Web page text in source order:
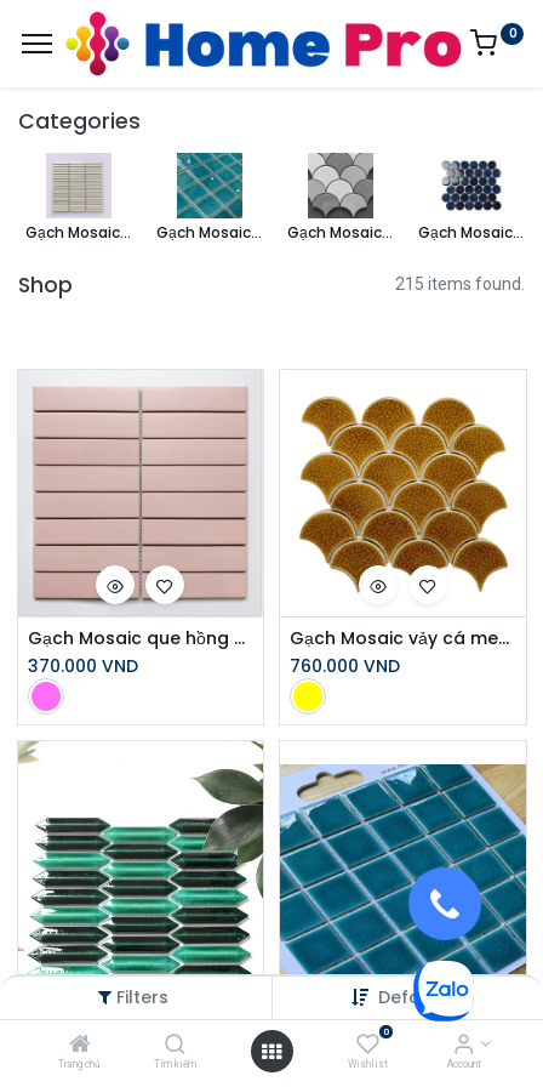
Filters Default
Trang chủ Tìm kiếm
0
Wishlist Account
0
Categories
Gạch Mosaic thẻ que Gạch Mosaic gốm Gạch Mosaic vảy cá Gạch Mosaic bi tròn
Shop 215 items found.
Gạch Mosaic que hồng size 32x145 mã Y33F802 (DS302)
370.000 VND
Gạch Mosaic vảy cá men rạn màu vàng SH_XFB90070
760.000 VND